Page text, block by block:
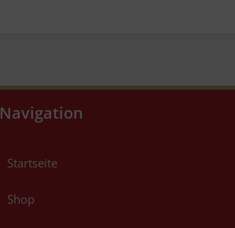
Navigation
Startseite
Shop